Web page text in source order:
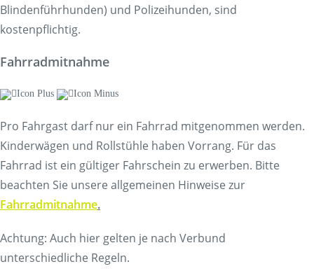
Blindenführhunden) und Polizeihunden, sind
kostenpflichtig.
Fahrradmitnahme
Pro Fahrgast darf nur ein Fahrrad mitgenommen werden.
Kinderwägen und Rollstühle haben Vorrang. Für das
Fahrrad ist ein gültiger Fahrschein zu erwerben. Bitte
beachten Sie unsere allgemeinen Hinweise zur
Fahrradmitnahme.
Achtung: Auch hier gelten je nach Verbund
unterschiedliche Regeln.